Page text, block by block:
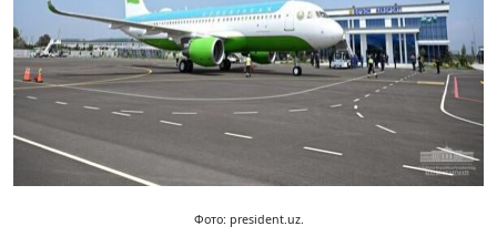
Фото: president.uz.